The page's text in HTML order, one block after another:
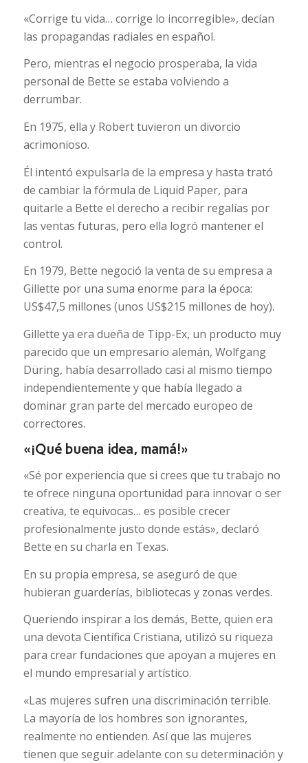
«Corrige tu vida… corrige lo incorregible», decían
las propagandas radiales en español.
Pero, mientras el negocio prosperaba, la vida
personal de Bette se estaba volviendo a
derrumbar.
En 1975, ella y Robert tuvieron un divorcio
acrimonioso.
Él intentó expulsarla de la empresa y hasta trató
de cambiar la fórmula de Liquid Paper, para
quitarle a Bette el derecho a recibir regalías por
las ventas futuras, pero ella logró mantener el
control.
En 1979, Bette negoció la venta de su empresa a
Gillette por una suma enorme para la época:
US$47,5 millones (unos US$215 millones de hoy).
Gillette ya era dueña de Tipp-Ex, un producto muy
parecido que un empresario alemán, Wolfgang
Düring, había desarrollado casi al mismo tiempo
independientemente y que había llegado a
dominar gran parte del mercado europeo de
correctores.
«¡Qué buena idea, mamá!»
«Sé por experiencia que si crees que tu trabajo no
te ofrece ninguna oportunidad para innovar o ser
creativa, te equivocas… es posible crecer
profesionalmente justo donde estás», declaró
Bette en su charla en Texas.
En su propia empresa, se aseguró de que
hubieran guarderías, bibliotecas y zonas verdes.
Queriendo inspirar a los demás, Bette, quien era
una devota Científica Cristiana, utilizó su riqueza
para crear fundaciones que apoyan a mujeres en
el mundo empresarial y artístico.
«Las mujeres sufren una discriminación terrible.
La mayoría de los hombres son ignorantes,
realmente no entienden. Así que las mujeres
tienen que seguir adelante con su determinación y